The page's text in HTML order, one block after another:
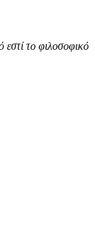
το φιλοσοφικό